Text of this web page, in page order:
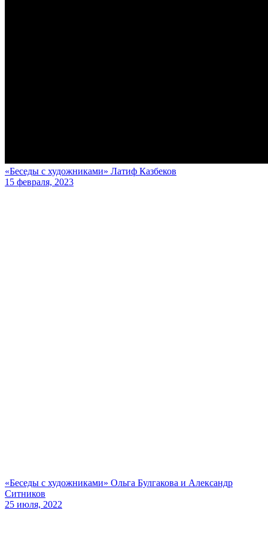
«Беседы с художниками» Латиф Казбеков
15 февраля, 2023
«Беседы с художниками» Ольга Булгакова и Александр
Ситников
25 июля, 2022